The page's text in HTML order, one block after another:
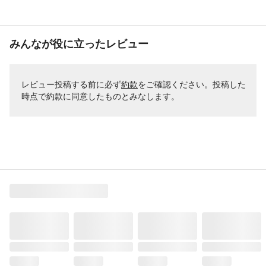
みんなが役に立ったレビュー
レビュー投稿する前に必ず約款をご確認ください。投稿した
時点で約款に同意したものとみなします。